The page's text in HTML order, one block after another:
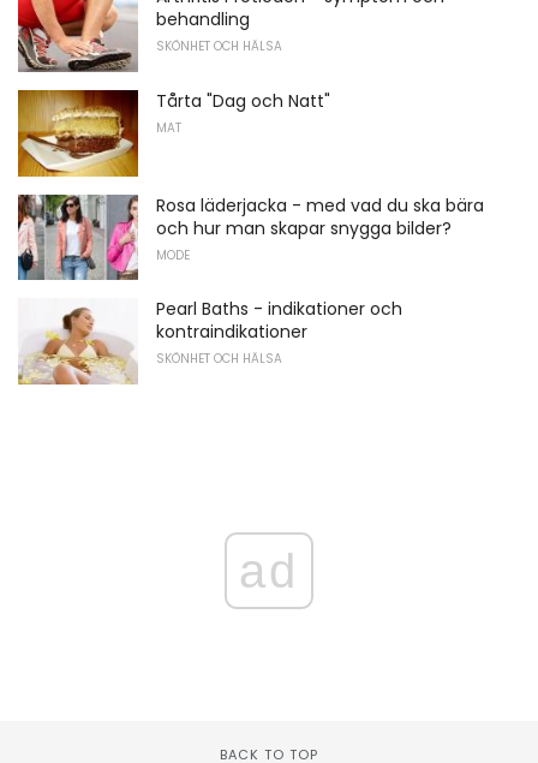
behandling
SKÖNHET OCH HÄLSA
Tårta "Dag och Natt"
MAT
Rosa läderjacka - med vad du ska bära
och hur man skapar snygga bilder?
MODE
Pearl Baths - indikationer och
kontraindikationer
SKÖNHET OCH HÄLSA
ad
BACK TO TOP